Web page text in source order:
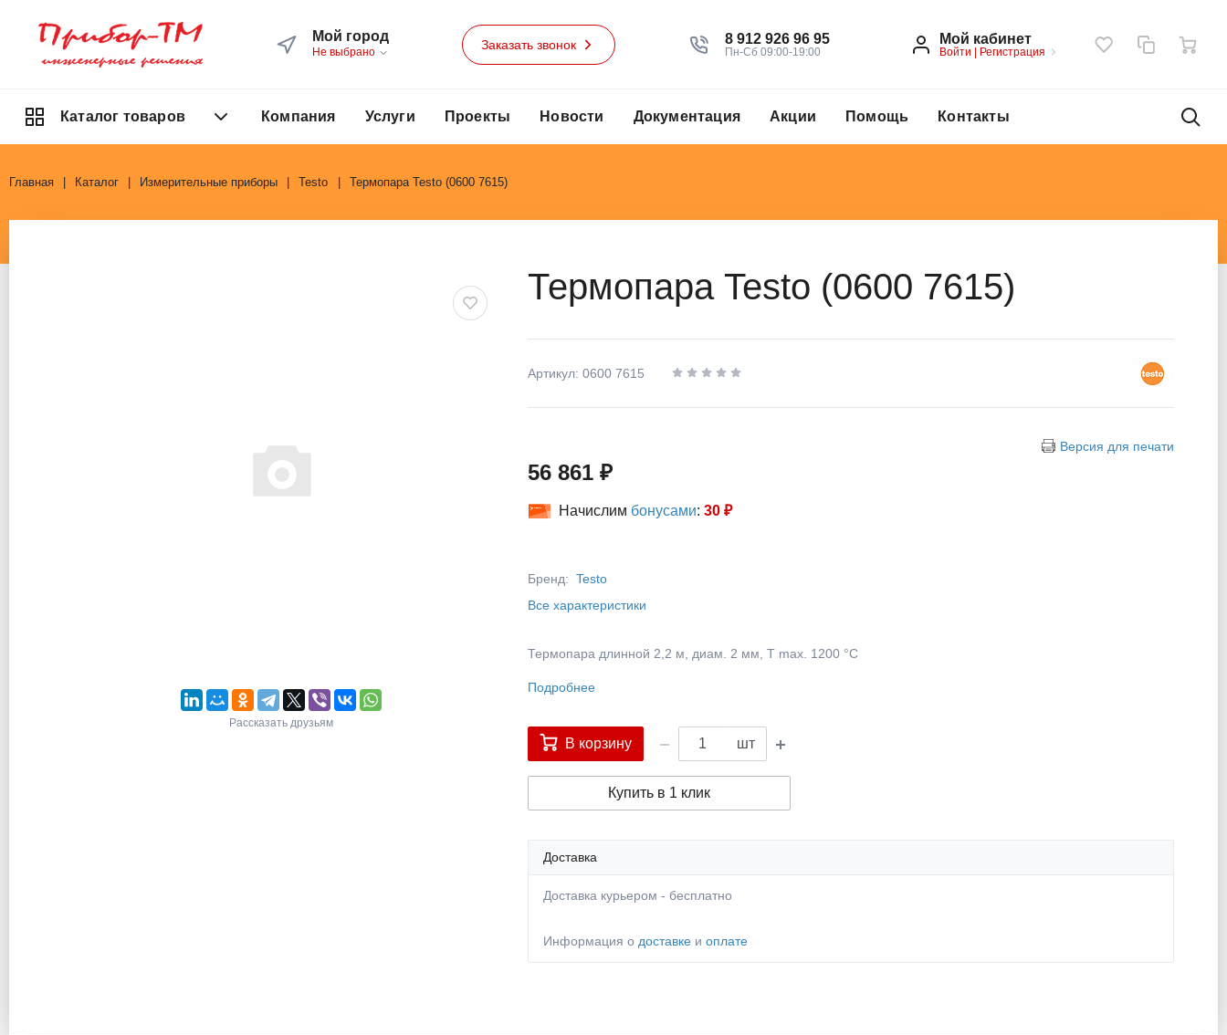
Мой город
Не выбрано
Заказать звонок 8 912 926 96 95
Пн-Сб 09:00-19:00
Мой кабинет
Войти | Регистрация
Каталог товаров Компания Услуги Проекты Новости Документация Акции Помощь Контакты
Главная Каталог Измерительные приборы Testo Термопара Testo (0600 7615)
Рассказать друзьям
Термопара Testo (0600 7615)
Артикул: 0600 7615
Версия для печати
56 861 ₽
Начислим бонусами: 30 ₽
Бренд: Testo
Все характеристики
Термопара длинной 2,2 м, диам. 2 мм, T max. 1200 °C
Подробнее
В корзину шт
Купить в 1 клик
Доставка
Доставка курьером - бесплатно
Информация о доставке и оплате